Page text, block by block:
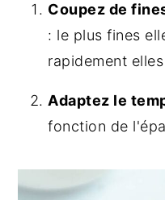
Coupez de
: le plus fines
rapidement
Adaptez le
fonction de